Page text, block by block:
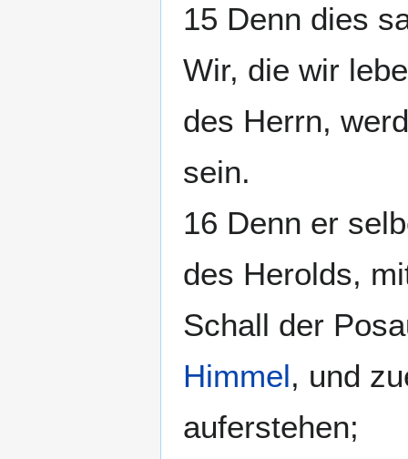
15 Denn dies
Wir, die wir
des Herrn,
sein.
16 Denn er
des Herolds,
Schall der
Himmel, und
auferstehen;